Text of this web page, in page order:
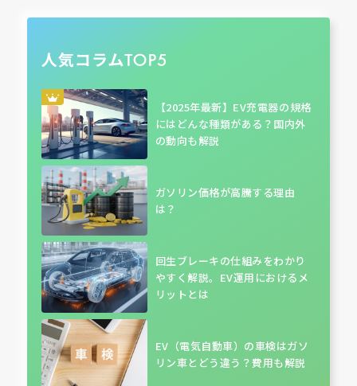
【2025年最新】EV充電器の規格
にはどんな種類がある？国内外
の動向も解説
ガソリン価格が高騰する理由
は？
回生ブレーキの仕組みをわかり
やすく解説。EV運用におけるメ
リットとは
EV（電気自動車）の車検はガソ
リン車とどう違う？費用も解説